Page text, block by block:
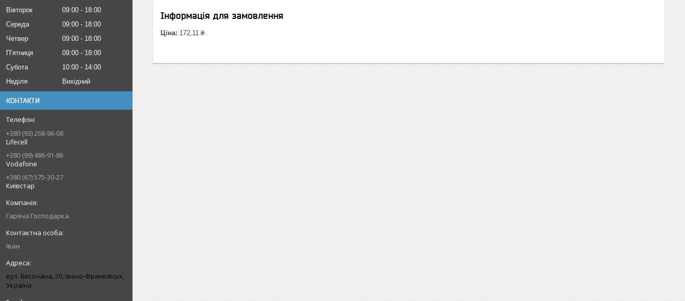
Вівторок
09:00
18:00
Середа
09:00
18:00
Четвер
09:00
18:00
Пʼятниця
09:00
18:00
Субота
10:00
14:00
Неділя
Вихідний
КОНТАКТИ
+380 (93) 268-96-08
Lifecell
+380 (99) 486-91-86
Vodafone
+380 (67) 575-30-27
Київстар
Гаряча Господарка
Іван
вул. Височана, 20, Івано-Франківськ,
Україна
Інформація для замовлення
Ціна: 172,11 ₴